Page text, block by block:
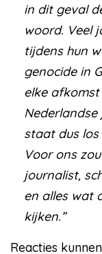
in dit geval
woord. Veel
tijdens hun
genocide in
elke
staat dus
Voor ons
journalist,
en alles wat
kijken.”
Reacties